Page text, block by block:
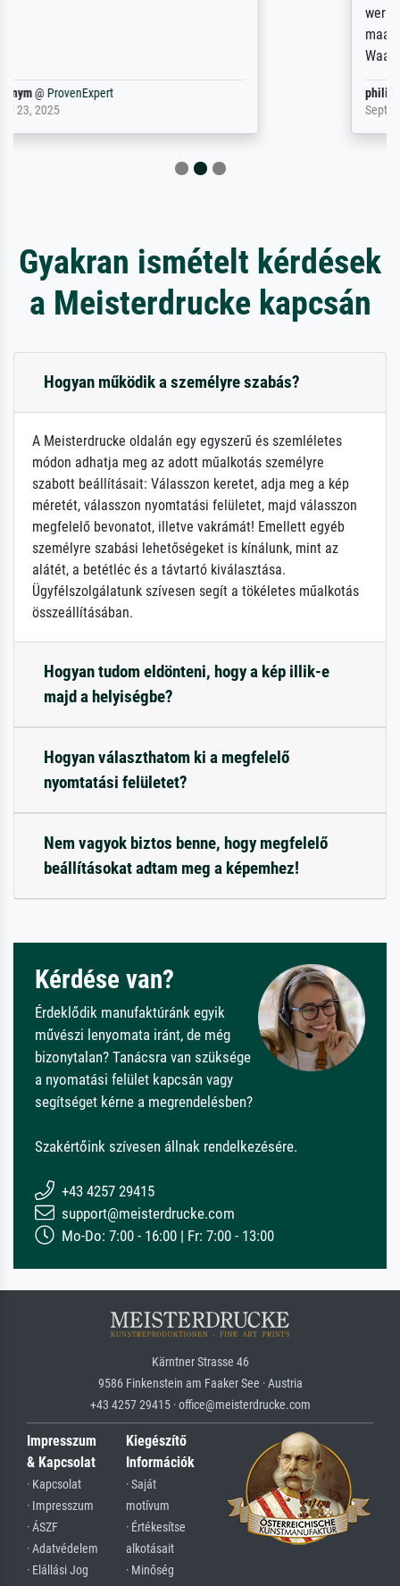
philip@
Gyakran ismételt kérdések
a Meisterdrucke kapcsán
Hogyan működik a személyre szabás?
A Meisterdrucke oldalán egy egyszerű és szemléletes
módon adhatja meg az adott műalkotás személyre
szabott beállításait: Válasszon keretet, adja meg a kép
méretét, válasszon nyomtatási felületet, majd válasszon
megfelelő bevonatot, illetve vakrámát! Emellett egyéb
személyre szabási lehetőségeket is kínálunk, mint az
alátét, a betétléc és a távtartó kiválasztása.
Ügyfélszolgálatunk szívesen segít a tökéletes műalkotás
összeállításában.
Hogyan tudom eldönteni, hogy a kép illik-e
majd a helyiségbe?
Hogyan választhatom ki a megfelelő
nyomtatási felületet?
Nem vagyok biztos benne, hogy megfelelő
beállításokat adtam meg a képemhez!
Kérdése van?
Érdeklődik manufaktúránk egyik
művészi lenyomata iránt, de még
bizonytalan? Tanácsra van szüksége
a nyomatási felület kapcsán vagy
segítséget kérne a megrendelésben?
Szakértőink szívesen állnak rendelkezésére.
+43 4257 29415
support@meisterdrucke.com
Mo-Do: 7:00 - 16:00 | Fr: 7:00 - 13:00
Kärntner Strasse 46
9586 Finkenstein am Faaker See · Austria
+43 4257 29415 · office@meisterdrucke.com
Impresszum
& Kapcsolat
· Kapcsolat
· Impresszum
· ÁSZF
· Adatvédelem
· Elállási Jog
Kiegészítő
Információk
· Saját
motívum
· Értékesítse
alkotásait
· Minőség